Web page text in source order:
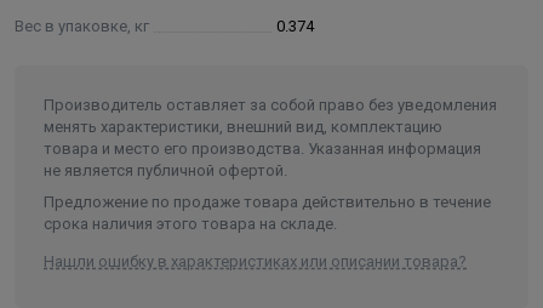
Вес в упаковке, кг 0.374
Производитель оставляет за собой право без уведомления
менять характеристики, внешний вид, комплектацию
товара и место его производства. Указанная информация
не является публичной офертой.
Предложение по продаже товара действительно в течение
срока наличия этого товара на складе.
Нашли ошибку в характеристиках или описании товара?